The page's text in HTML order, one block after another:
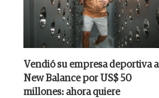
Vendió su empresa deportiva a
New Balance por US$ 50
millones: ahora quiere